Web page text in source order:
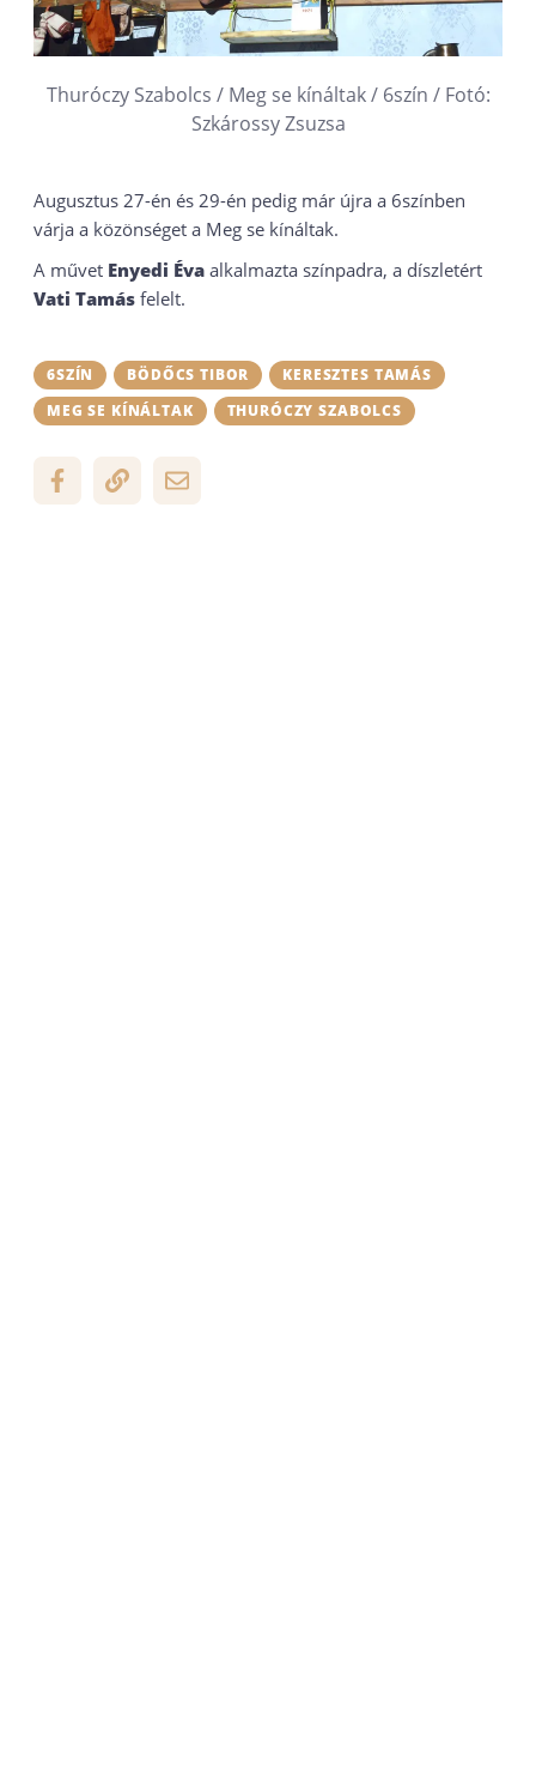
Thuróczy Szabolcs / Meg se kínáltak / 6szín / Fotó:
Szkárossy Zsuzsa
Augusztus 27-én és 29-én pedig már újra a 6színben
várja a közönséget a Meg se kínáltak.
A művet Enyedi Éva alkalmazta színpadra, a díszletért
Vati Tamás felelt.
6SZÍN BÖDŐCS TIBOR
KERESZTES TAMÁS
MEG SE KÍNÁLTAK
THURÓCZY SZABOLCS